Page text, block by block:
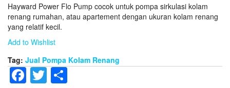
Hayward Power Flo Pump cocok untuk pompa sirkulasi kolam
renang rumahan, atau apartement dengan ukuran kolam renang
yang relatif kecil.
Add to Wishlist
Tag: Jual Pompa Kolam Renang
Facebook
Twitter